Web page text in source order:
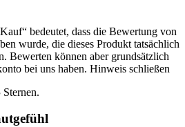
bedeutet, dass die Bewertung von
wurde, die dieses Produkt tatsächlich
Bewerten können aber grundsätzlich
bei uns haben. Hinweis schließen